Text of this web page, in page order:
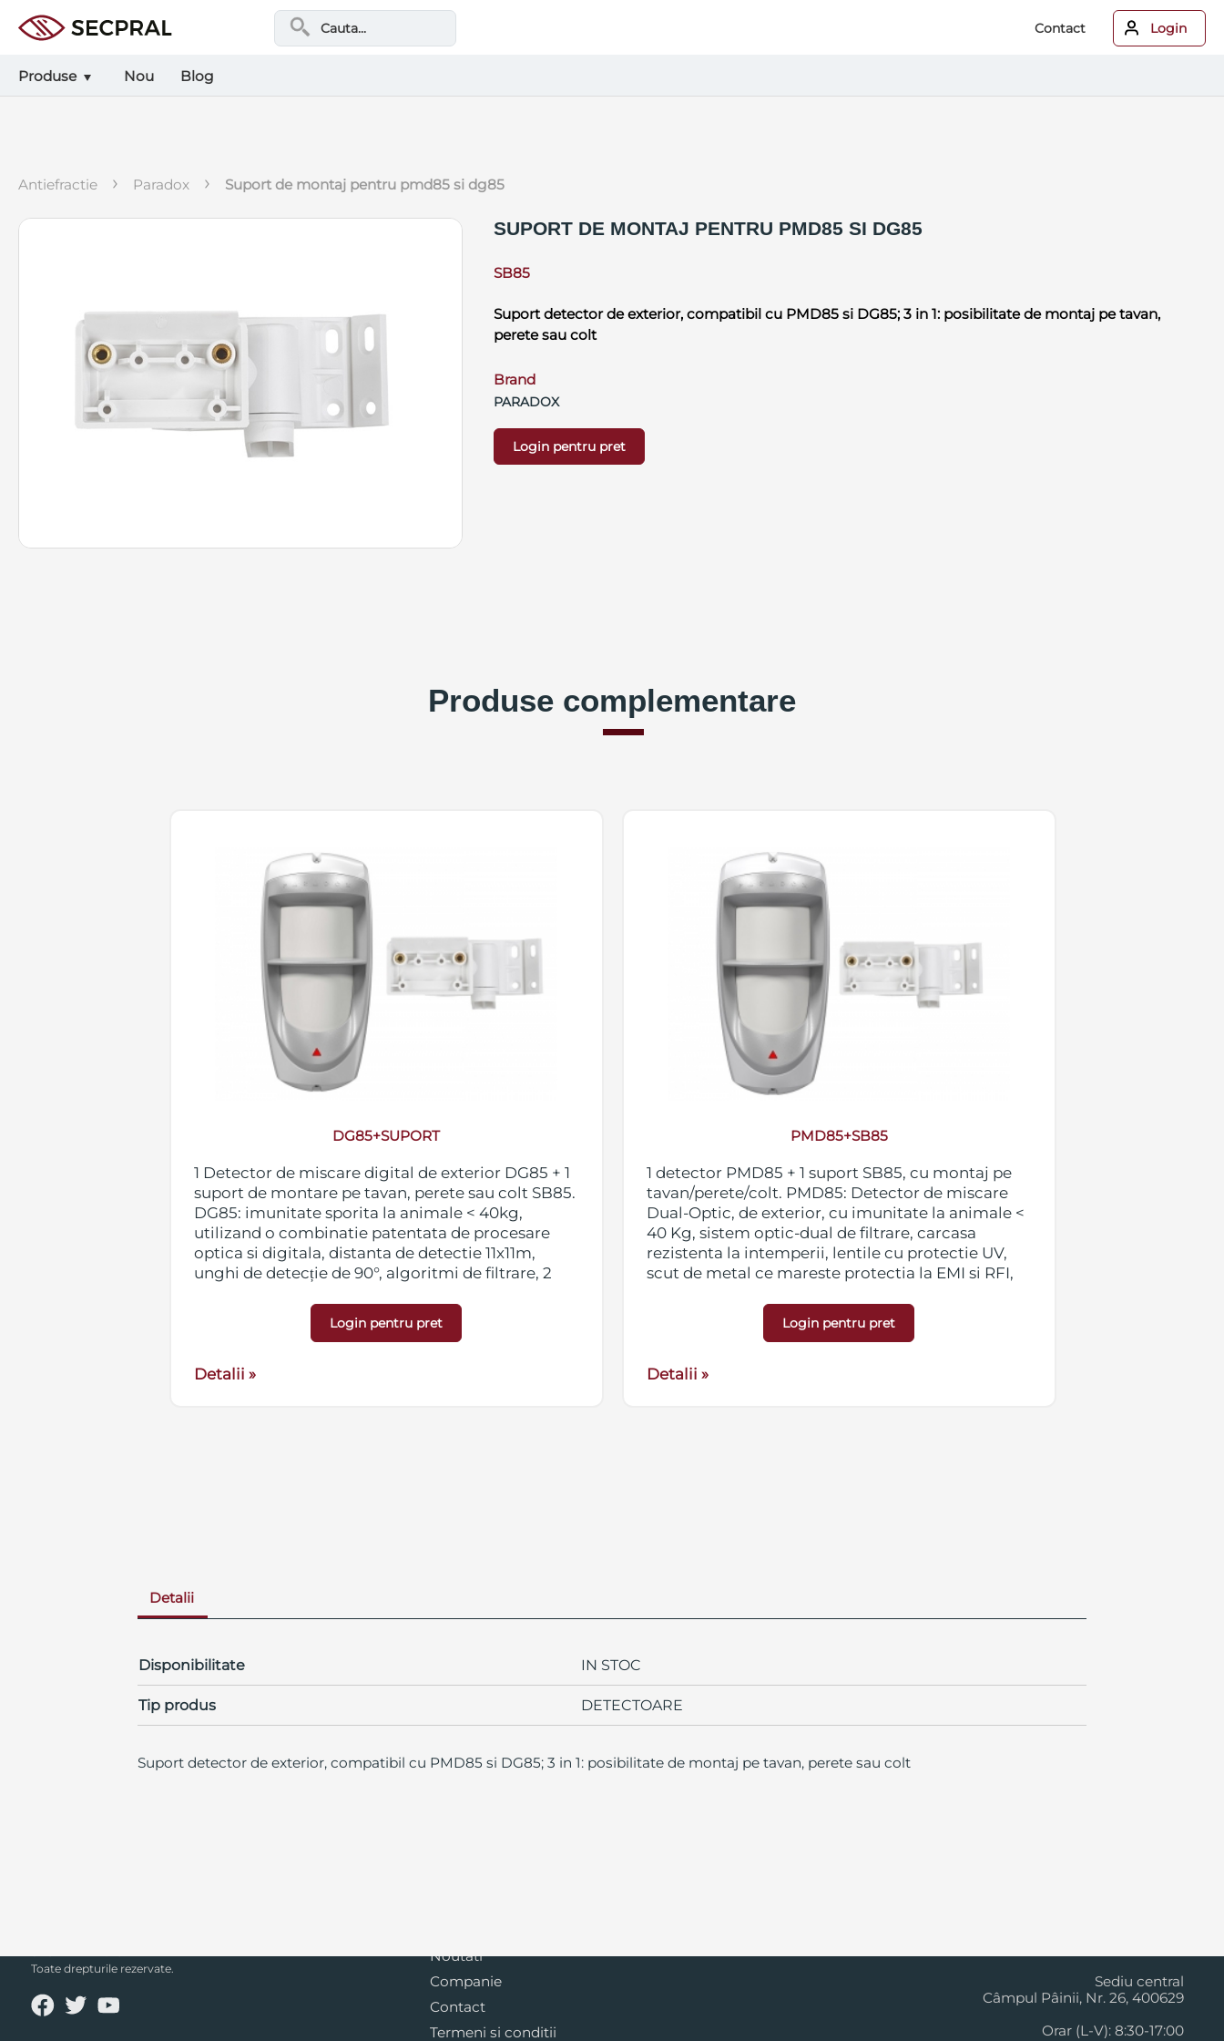
Contact Login
Produse Nou Blog
antiefractie › paradox › suport de montaj pentru pmd85 si dg85
SUPORT DE MONTAJ PENTRU PMD85 SI DG85
SB85
Suport detector de exterior, compatibil cu PMD85 si DG85; 3 in 1: posibilitate de montaj pe tavan,
perete sau colt
Brand
PARADOX
Login pentru pret
Produse complementare
DG85+SUPORT
1 Detector de miscare digital de exterior DG85 + 1
suport de montare pe tavan, perete sau colt SB85.
DG85: imunitate sporita la animale < 40kg,
utilizand o combinatie patentata de procesare
optica si digitala, distanta de detectie 11x11m,
unghi de detecție de 90°, algoritmi de filtrare, 2
Login pentru pret
Detalii »
PMD85+SB85
1 detector PMD85 + 1 suport SB85, cu montaj pe
tavan/perete/colt. PMD85: Detector de miscare
Dual-Optic, de exterior, cu imunitate la animale <
40 Kg, sistem optic-dual de filtrare, carcasa
rezistenta la intemperii, lentile cu protectie UV,
scut de metal ce mareste protectia la EMI si RFI,
compensare automata a temperaturii,
Login pentru pret
Detalii »
Detalii
Disponibilitate IN STOC
Tip produs DETECTOARE
Suport detector de exterior, compatibil cu PMD85 si DG85; 3 in 1: posibilitate de montaj pe tavan, perete sau colt
Toate drepturile rezervate.
Noutati
Companie
Contact
Termeni si conditii
Sediu central
Câmpul Pâinii, Nr. 26, 400629
Orar (L-V): 8:30-17:00